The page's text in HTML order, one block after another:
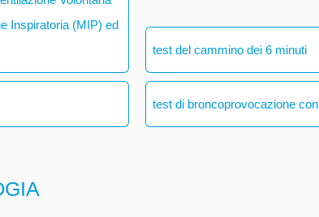
Inspiratoria (MIP) ed
test del cammino dei 6 minuti
test di broncoprovocazione